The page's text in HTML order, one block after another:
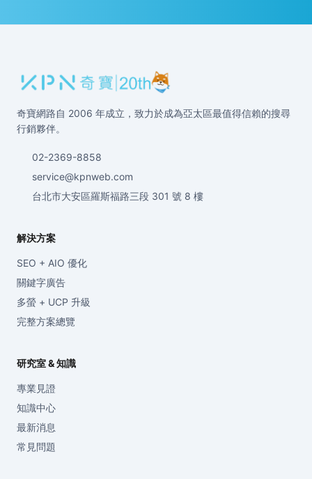
奇寶網路自 2006 年成立，致力於成為亞太區最值得信賴的搜尋
行銷夥伴。
02-2369-8858
service@kpnweb.com
台北市大安區羅斯福路三段 301 號 8 樓
解決方案
SEO + AIO 優化
關鍵字廣告
多螢 + UCP 升級
完整方案總覽
研究室 & 知識
專業見證
知識中心
最新消息
常見問題